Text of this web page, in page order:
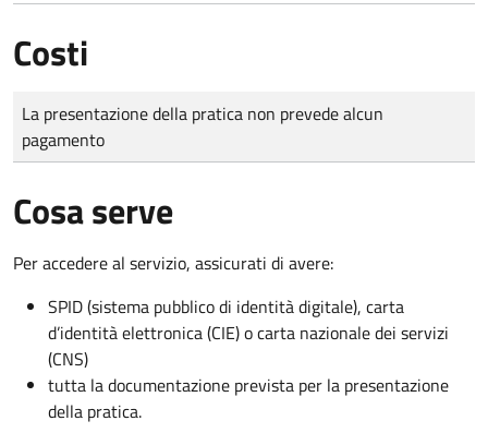
Costi
Tipo di pagamento
Importo
La presentazione della pratica non prevede alcun
pagamento
Cosa serve
Per accedere al servizio, assicurati di avere:
SPID (sistema pubblico di identità digitale), carta
d’identità elettronica (CIE) o carta nazionale dei servizi
(CNS)
tutta la documentazione prevista per la presentazione
della pratica.